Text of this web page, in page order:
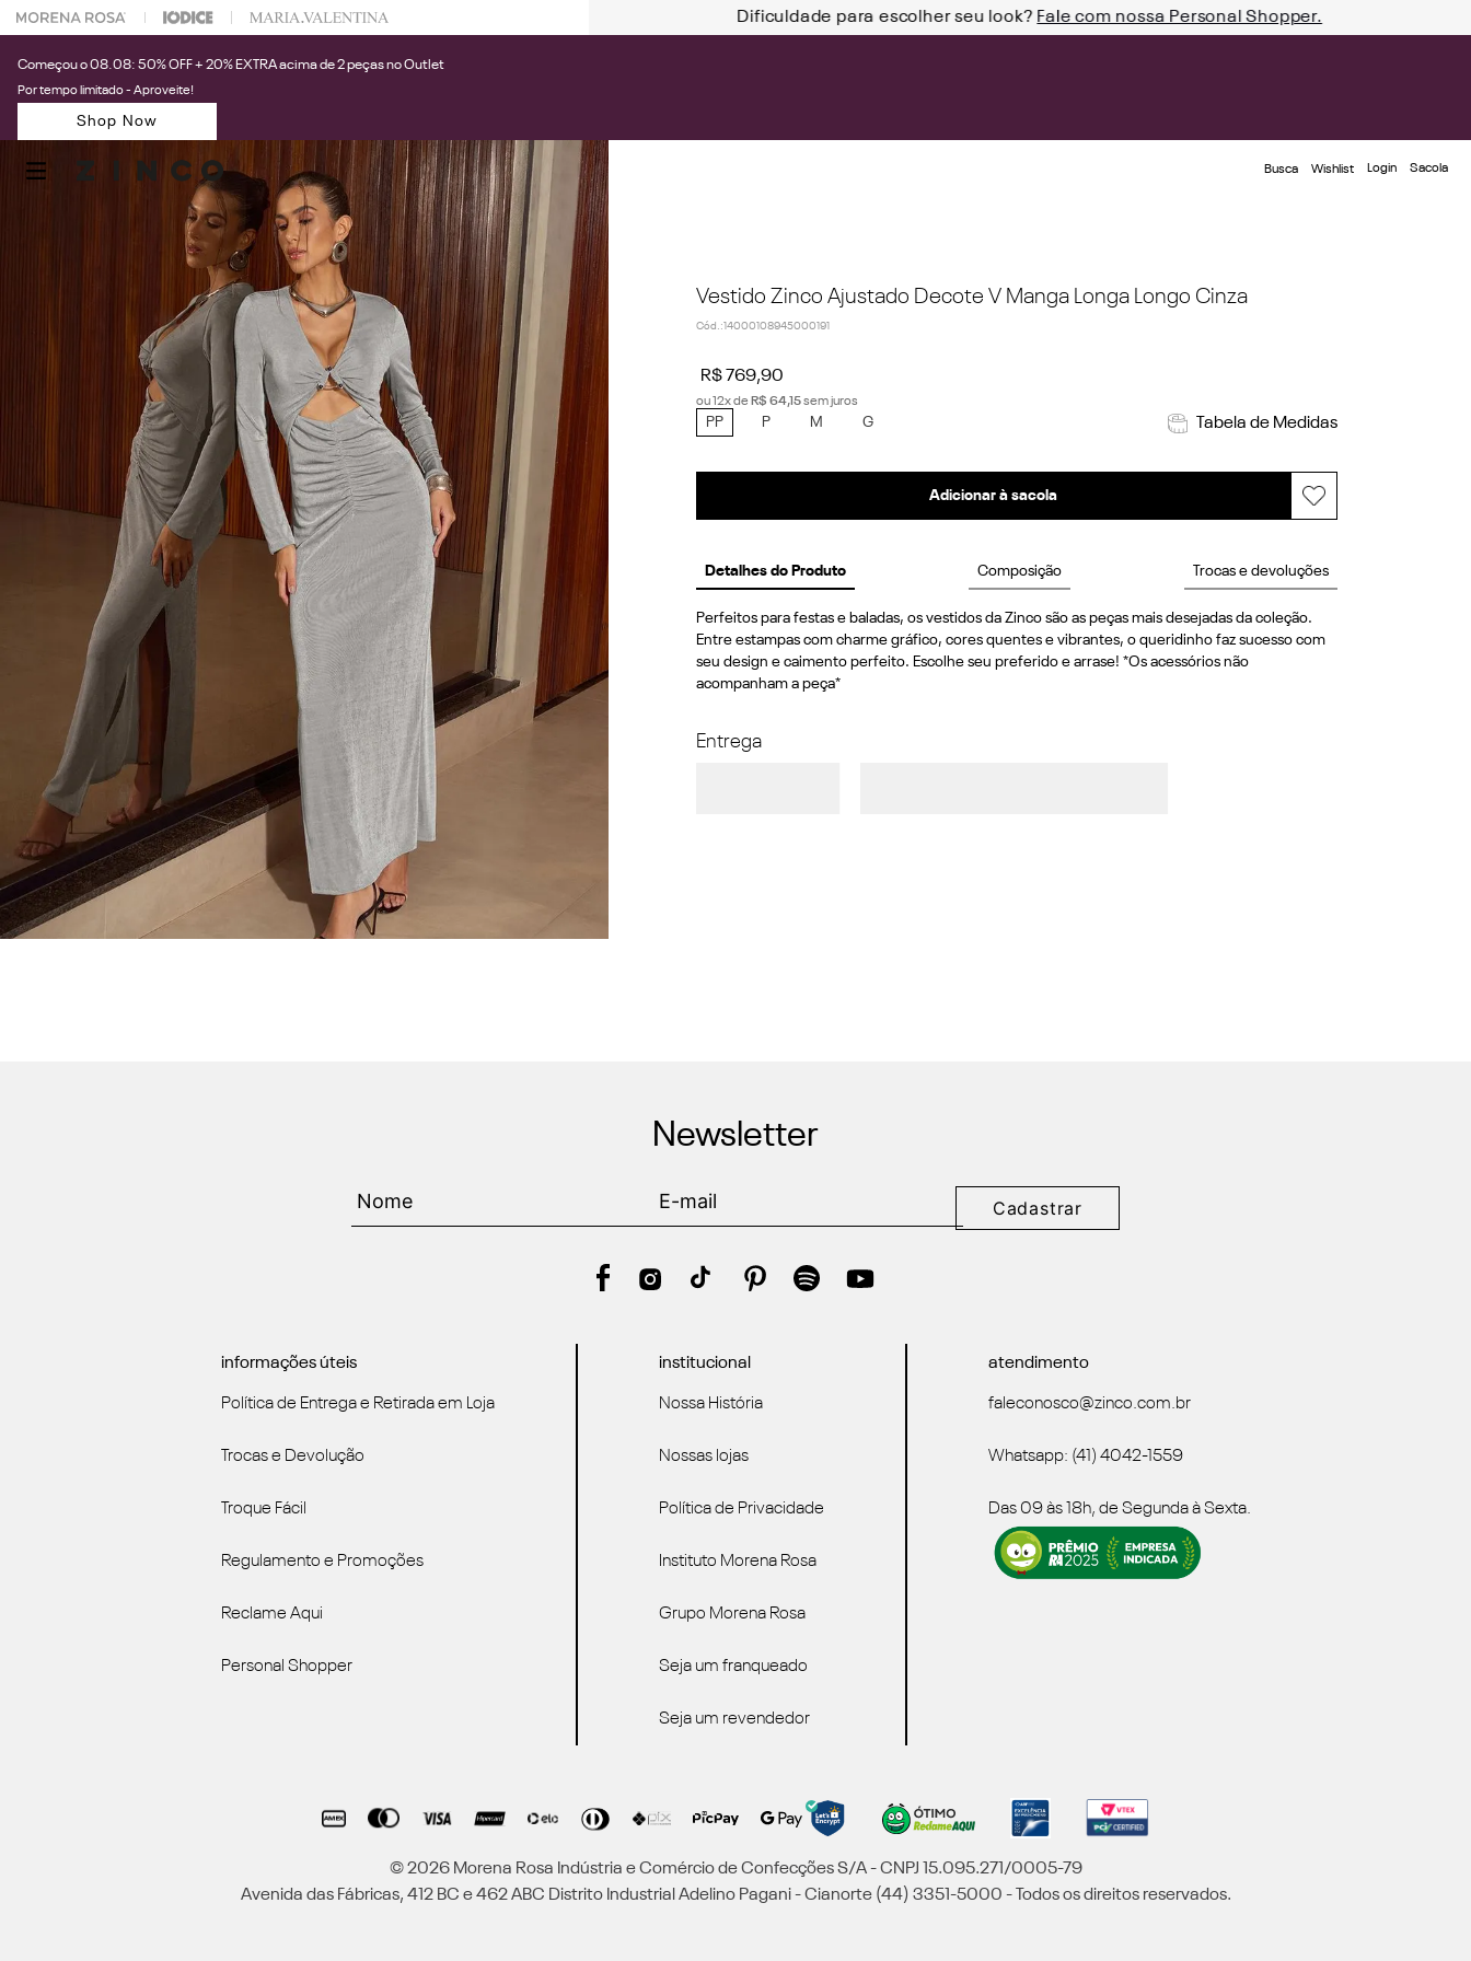
na sua 1° compra usando o cupom: PRIMEIRAZIN Dificuldade para escolher seu look? Fale com nossa Personal Shopper.
Começou o 08.08: 50% OFF + 20% EXTRA acima de 2 peças no Outlet
Por tempo limitado - Aproveite!
Shop Now
Busca Wishlist Login
Vestido Zinco Ajustado Decote V Manga Longa Longo Cinza
Cód. :14000108945000191
R$ 769,90
ou12x de R$ 64,15sem juros
PP P M G Tabela de Medidas
Adicionar à sacola
Detalhes do Produto Composição Trocas e devoluções
Perfeitos para festas e baladas, os vestidos da Zinco são as peças mais desejadas da coleção.
Entre estampas com charme gráfico, cores quentes e vibrantes, o queridinho faz sucesso com
seu design e caimento perfeito. Escolhe seu preferido e arrase! *Os acessórios não
acompanham a peça*
Entrega
Newsletter
Cadastrar
informações úteis
Política de Entrega e Retirada em Loja
Trocas e Devolução
Troque Fácil
Regulamento e Promoções
Reclame Aqui
Personal Shopper
institucional
Nossa História
Nossas lojas
Política de Privacidade
Instituto Morena Rosa
Grupo Morena Rosa
Seja um franqueado
Seja um revendedor
atendimento
faleconosco@zinco.com.br
Whatsapp: (41) 4042-1559
Das 09 às 18h, de Segunda à Sexta.
© 2026 Morena Rosa Indústria e Comércio de Confecções S/A - CNPJ 15.095.271/0005-79
Avenida das Fábricas, 412 BC e 462 ABC Distrito Industrial Adelino Pagani - Cianorte (44) 3351-5000 - Todos os direitos reservados.